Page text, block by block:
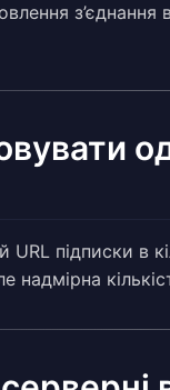
з’єднання
підписки в
надмірна